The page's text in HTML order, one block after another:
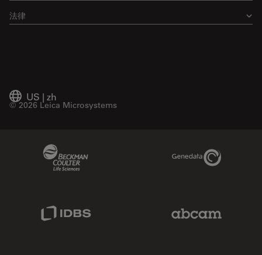
法律
US | zh
© 2026 Leica Microsystems
Genedata Link